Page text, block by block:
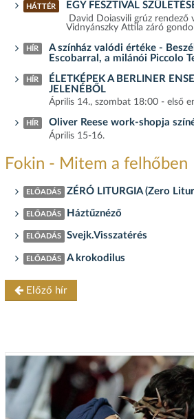
HÁTTÉR EGY FESZTIVÁL
David Doiasvili grúz rendező
Vidnyánszky Attila záró
HÍR
A színház valódi értéke -
Escobarral, a milánói Piccolo
HÍR
ÉLETKÉPEK A BERLINER
JELENÉBŐL
Április 14., szombat 18:00 - első
HÍR Oliver Reese work-shopja
Április 15-16.
Fokin - Mitem a felhőben
ELŐADÁS ZÉRÓ LITURGIA (Zero
ELŐADÁS Háztűznéző
ELŐADÁS Svejk.Visszatérés
ELŐADÁS A krokodilus
Előző hír